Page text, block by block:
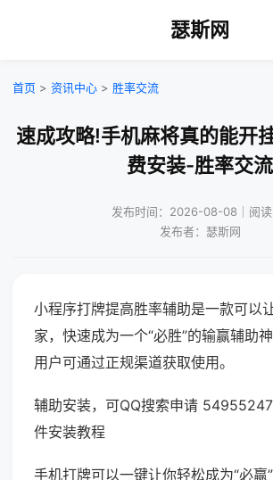
瑟斯网
首页 > 资讯中心 > 胜率交流
速成攻略!手机麻将真的能开
费安装-胜率交流
发布时间：2026-08-08｜阅读
发布者：瑟斯网
小程序打牌提高胜率辅助是一款可以
家，快速成为一个“必胜”的输赢辅助
用户可通过正规渠道获取使用。
辅助安装，可QQ搜索申请
件安装教程
手机打牌可以一键让你轻松成为“必赢